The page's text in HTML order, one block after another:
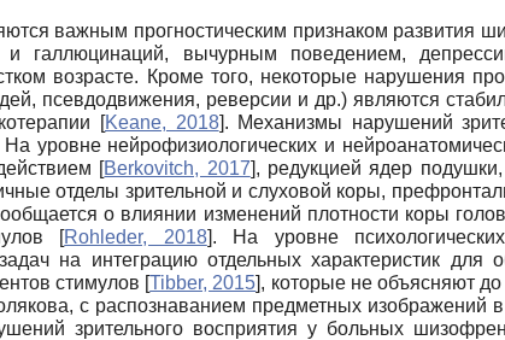
важным прогностическим признаком развития
галлюцинаций, вычурным поведением,
возрасте. Кроме того, некоторые нарушения
псевдодвижения, реверсии и др.) являются
[Keane, 2018]. Механизмы нарушений
уровне нейрофизиологических и
[Berkovitch, 2017], редукцией ядер
отделы зрительной и слуховой коры,
о влиянии изменений плотности коры
[Rohleder, 2018]. На уровне
на интеграцию отдельных характеристик
стимулов [Tibber, 2015], которые не объясняют
с распознаванием предметных изображений в
зрительного восприятия у больных